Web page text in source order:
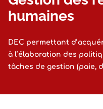
humaines
DEC permettant
à l’élaboration des
tâches de gestion (paie,